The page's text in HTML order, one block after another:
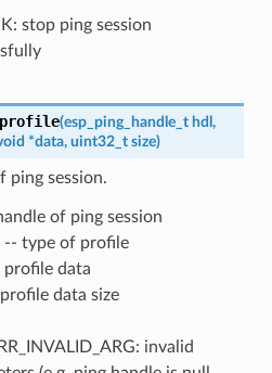
stop ping session
(esp_ping_handle_t hdl ,
*data, uint32_t size)
ping session.
of ping session
-- type of profile
data
data size
invalid